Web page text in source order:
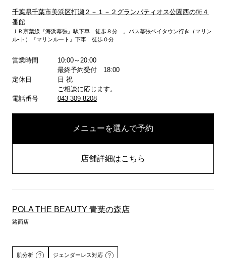
千葉県千葉市美浜区打瀬２－１－２グランパティオス公園西の街４
番館
ＪＲ京葉線『海浜幕張』駅下車 徒歩８分 。バス幕張ベイタウン行き（マリン
ル-ト）『マリンルート』下車 徒歩０分
営業時間
10:00～20:00
最終予約受付 18:00
定休日
日 祝
ご相談に応じます。
電話番号
043-309-8208
メニューを選んで予約
店舗詳細はこちら
POLA THE BEAUTY 青葉の森店
路面店
肌分析 ジェンダーレス対応